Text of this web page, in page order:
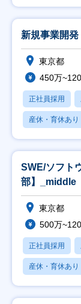
新規事業開発
東京都
450万
正社員採用
産休・育休あり
SWE/ソフト
部】_middle
東京都
500万
正社員採用
産休・育休あり